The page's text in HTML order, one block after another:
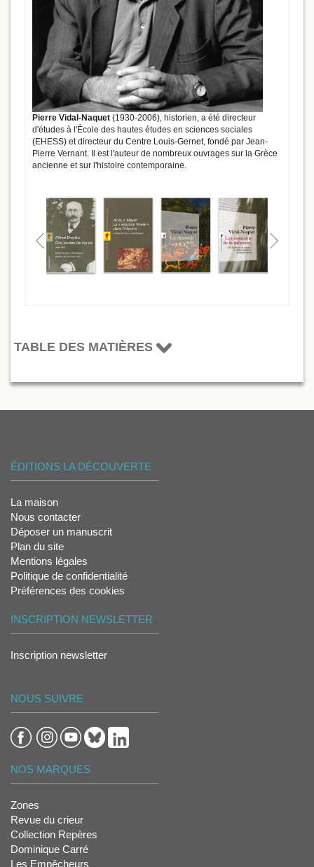
Pierre Vidal-Naquet (1930-2006), historien, a été directeur
d'études à l'École des hautes études en sciences sociales
(EHESS) et directeur du Centre Louis-Gernet, fondé par Jean-
Pierre Vernant. Il est l'auteur de nombreux ouvrages sur la Grèce
ancienne et sur l'histoire contemporaine.
TABLE DES MATIÈRES
ÉDITIONS LA DÉCOUVERTE
La maison
Nous contacter
Déposer un manuscrit
Plan du site
Mentions légales
Politique de confidentialité
Préférences des cookies
INSCRIPTION NEWSLETTER
Inscription newsletter
NOUS SUIVRE
NOS MARQUES
Zones
Revue du crieur
Collection Repères
Dominique Carré
Les Empêcheurs